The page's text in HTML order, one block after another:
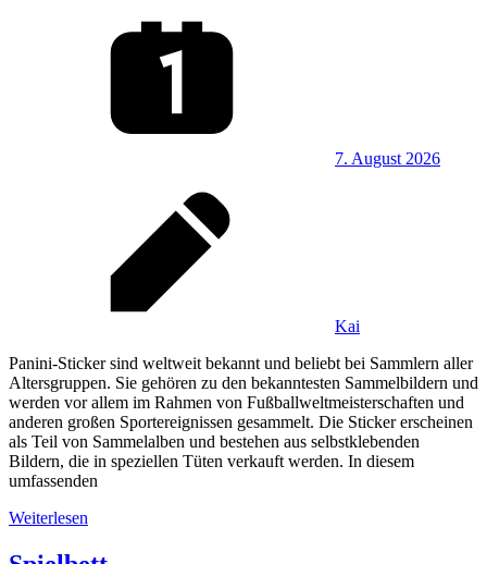
7. August 2026
Kai
Panini-Sticker sind weltweit bekannt und beliebt bei Sammlern aller
Altersgruppen. Sie gehören zu den bekanntesten Sammelbildern und
werden vor allem im Rahmen von Fußballweltmeisterschaften und
anderen großen Sportereignissen gesammelt. Die Sticker erscheinen
als Teil von Sammelalben und bestehen aus selbstklebenden
Bildern, die in speziellen Tüten verkauft werden. In diesem
umfassenden
Weiterlesen